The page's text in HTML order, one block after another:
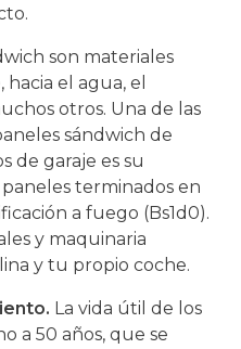
son materiales
el agua, el
otros. Una de las
sándwich de
de garaje es su
terminados en
a fuego (Bs1d0).
y maquinaria
y tu propio coche.
La vida útil de los
a 50 años, que se